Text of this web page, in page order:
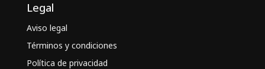
Legal
Aviso legal
Términos y condiciones
Política de privacidad